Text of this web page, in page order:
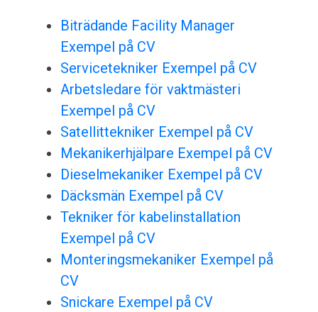
Biträdande Facility Manager
Exempel på CV
Servicetekniker Exempel på CV
Arbetsledare för vaktmästeri
Exempel på CV
Satellittekniker Exempel på CV
Mekanikerhjälpare Exempel på CV
Dieselmekaniker Exempel på CV
Däcksmän Exempel på CV
Tekniker för kabelinstallation
Exempel på CV
Monteringsmekaniker Exempel på
CV
Snickare Exempel på CV